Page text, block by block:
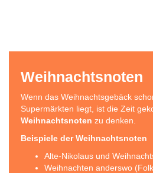
Weihnachtsnoten
Wenn das Weihnachtsgebäck
Supermärkten liegt, ist die Zeit
Weihnachtsnoten zu denken.
Beispiele der Weihnachtsnoten
Alte-Nikolaus und
Weihnachten anderswo